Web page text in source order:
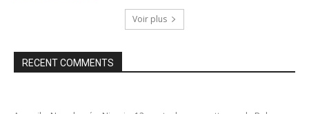
Voir plus
RECENT COMMENTS